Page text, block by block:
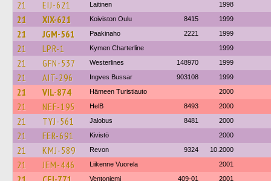
21 EIJ-621 Laitinen 1998
21 XIX-621 Koiviston Oulu 8415 1999
21 JGM-561 Paakinaho 2221 1999
21 LPR-1 Kymen Charterline 1999
21 GFN-537 Westerlines 148970 1999
21 AIT-296 Ingves Bussar 903108 1999
21 VIL-874 Hämeen Turistiauto 2000
21 NEF-195 HelB 8493 2000
21 TYJ-561 Jalobus 8481 2000
21 FER-691 Kivistö 2000
21 KMJ-589 Revon 9324 10.2000
21 JEM-446 Liikenne Vuorela 2001
Ventoniemi 409-01 2001